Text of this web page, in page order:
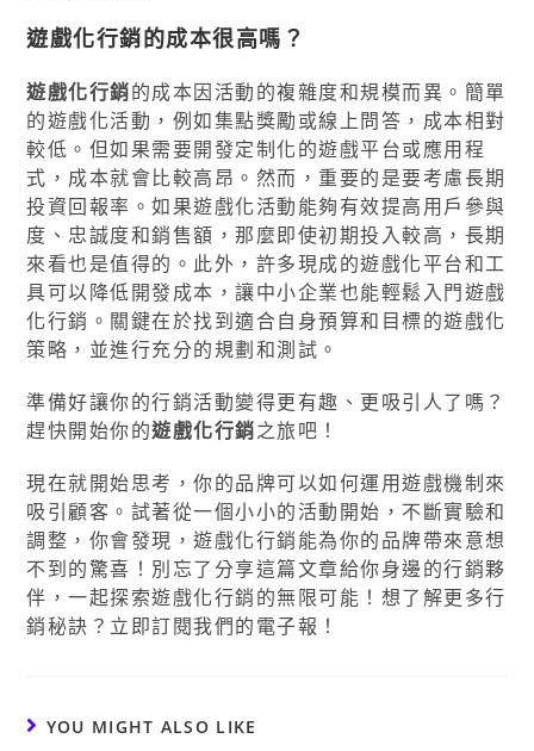
遊戲化行銷的成本很高嗎？
遊戲化行銷的成本因活動的複雜度和規模而異。簡單
的遊戲化活動，例如集點獎勵或線上問答，成本相對
較低。但如果需要開發定制化的遊戲平台或應用程
式，成本就會比較高昂。然而，重要的是要考慮長期
投資回報率。如果遊戲化活動能夠有效提高用戶參與
度、忠誠度和銷售額，那麼即使初期投入較高，長期
來看也是值得的。此外，許多現成的遊戲化平台和工
具可以降低開發成本，讓中小企業也能輕鬆入門遊戲
化行銷。關鍵在於找到適合自身預算和目標的遊戲化
策略，並進行充分的規劃和測試。
準備好讓你的行銷活動變得更有趣、更吸引人了嗎？
趕快開始你的遊戲化行銷之旅吧！
現在就開始思考，你的品牌可以如何運用遊戲機制來
吸引顧客。試著從一個小小的活動開始，不斷實驗和
調整，你會發現，遊戲化行銷能為你的品牌帶來意想
不到的驚喜！別忘了分享這篇文章給你身邊的行銷夥
伴，一起探索遊戲化行銷的無限可能！想了解更多行
銷秘訣？立即訂閱我們的電子報！
YOU MIGHT ALSO LIKE